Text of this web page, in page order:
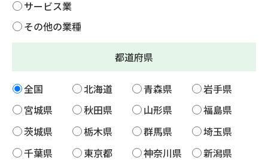
サービス業
その他の業種
都道府県
全国 北海道 青森県
岩手県
宮城県
秋田県 山形県
福島県
茨城県
栃木県 群馬県
埼玉県
千葉県
東京都 神奈川県
新潟県